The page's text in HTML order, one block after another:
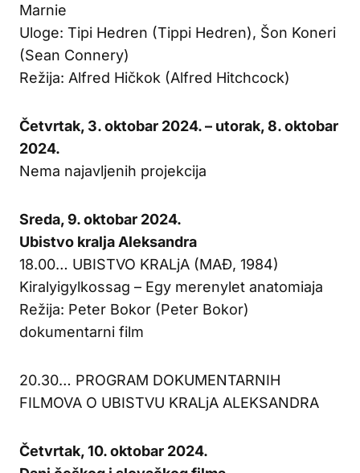
Marnie
Uloge: Tipi Hedren (Tippi Hedren), Šon Koneri
(Sean Connery)
Režija: Alfred Hičkok (Alfred Hitchcock)
Četvrtak, 3. oktobar 2024.– utorak, 8. oktobar
2024.
Nema najavljenih projekcija
Sreda, 9. oktobar 2024.
Ubistvo kralja Aleksandra
18.00… UBISTVO KRALjA (MAĐ, 1984)
Kiralyigylkossag – Egy merenylet anatomiaja
Režija: Peter Bokor (Peter Bokor)
dokumentarni film
20.30… PROGRAM DOKUMENTARNIH
FILMOVA O UBISTVU KRALjA ALEKSANDRA
Četvrtak, 10. oktobar 2024.